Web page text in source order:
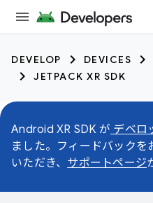
DEVELOP DEVICES
JETPACK XR SDK
Android XR SDK が デベロ
ました。フィードバック
いただき、 サポートページ